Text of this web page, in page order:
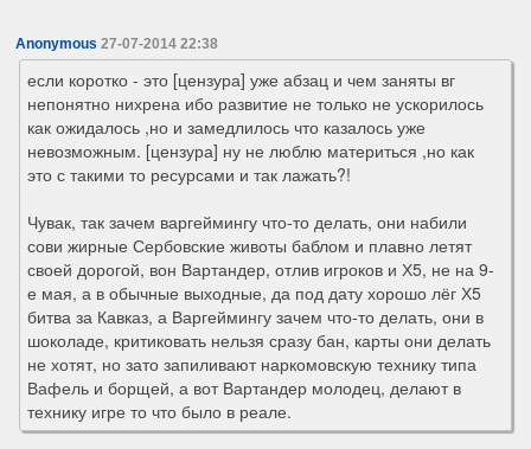
Anonymous 27-07-2014 22:38
если коротко - это [цензура] уже абзац и чем заняты вг
непонятно нихрена ибо развитие не только не ускорилось
как ожидалось ,но и замедлилось что казалось уже
невозможным. [цензура] ну не люблю материться ,но как
это с такими то ресурсами и так лажать?!
Чувак, так зачем варгеймингу что-то делать, они набили
сови жирные Сербовские животы баблом и плавно летят
своей дорогой, вон Вартандер, отлив игроков и Х5, не на 9-
е мая, а в обычные выходные, да под дату хорошо лёг Х5
битва за Кавказ, а Варгеймингу зачем что-то делать, они в
шоколаде, критиковать нельзя сразу бан, карты они делать
не хотят, но зато запиливают наркомовскую технику типа
Вафель и борщей, а вот Вартандер молодец, делают в
технику игре то что было в реале.